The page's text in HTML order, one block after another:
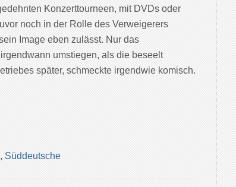
Konzerttourneen, mit DVDs oder
noch in der Rolle des Verweigerers
Image eben zulässt. Nur das
umstiegen, als die beseelt
später, schmeckte irgendwie komisch.
, Süddeutsche